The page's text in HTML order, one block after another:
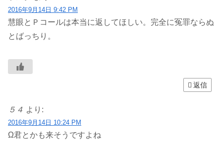
2016年9月14日 9:42 PM
慧眼とＰコールは本当に返してほしい。完全に冤罪ならぬ
とばっちり。
返信
５４ より:
2016年9月14日 10:24 PM
Ω君とかも来そうですよね